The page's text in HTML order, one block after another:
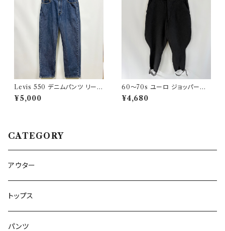
Levis 550 デニムパンツ リーバ
イス ワイドデニム 3
¥5,000
60〜70s ユーロ ジョッパーズ
パンツ ウールパンツ ヴィンテー
ジ 5
¥4,680
CATEGORY
アウター
トップス
パンツ